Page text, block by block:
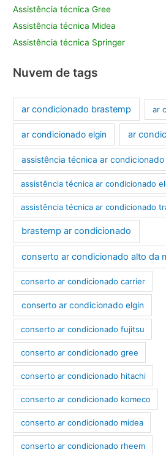
Assistência técnica Gree
Assistência técnica Midea
Assistência técnica Springer
Nuvem de tags
ar condicionado brastemp ar
ar condicionado elgin ar
assistência técnica ar
assistência técnica ar condicionado
assistência técnica ar condicionado
brastemp ar condicionado
conserto ar condicionado alto da
conserto ar condicionado carrier
conserto ar condicionado elgin
conserto ar condicionado fujitsu
conserto ar condicionado gree
conserto ar condicionado hitachi
conserto ar condicionado komeco
conserto ar condicionado midea
conserto ar condicionado rheem